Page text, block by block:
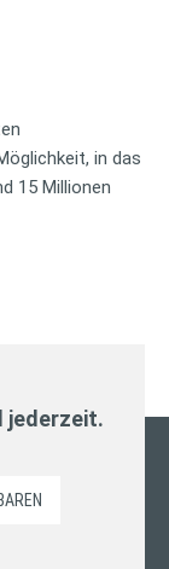
in das
15 Millionen
jederzeit.